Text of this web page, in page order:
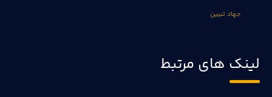
جهاد تبیین
لینک های مرتبط